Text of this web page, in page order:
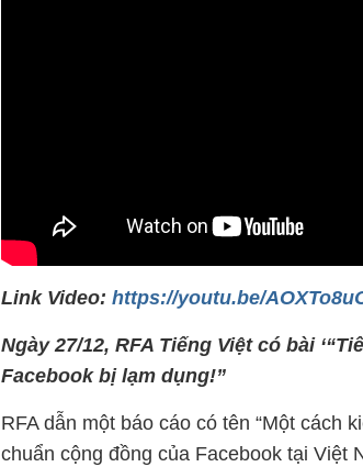
Link Video: https://youtu.be/
Ngày 27/12, RFA Tiếng Việt có bài
Facebook bị lạm dụng!”
RFA dẫn một báo cáo có tên “Một cách
chuẩn cộng đồng của Facebook tại Việt